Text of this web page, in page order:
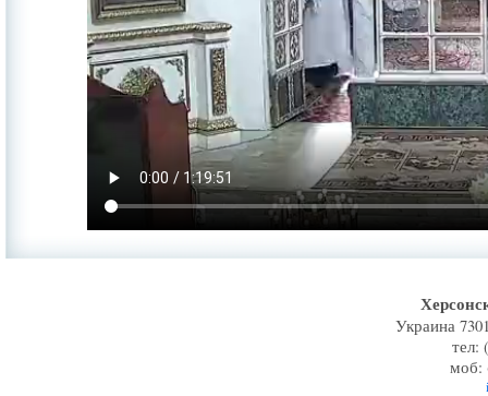
Украина
тел:
моб: